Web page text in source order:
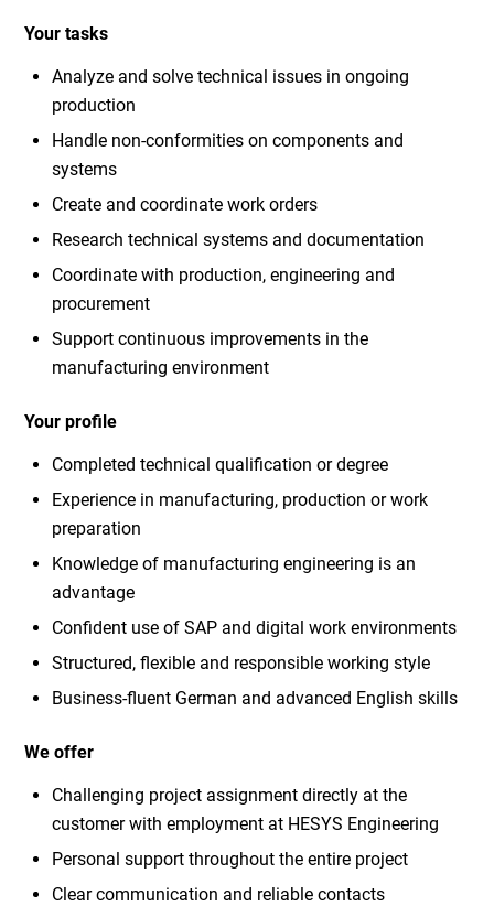
Your tasks
Analyze and solve technical issues in ongoing
production
Handle non-conformities on components and
systems
Create and coordinate work orders
Research technical systems and documentation
Coordinate with production, engineering and
procurement
Support continuous improvements in the
manufacturing environment
Your profile
Completed technical qualification or degree
Experience in manufacturing, production or work
preparation
Knowledge of manufacturing engineering is an
advantage
Confident use of SAP and digital work environments
Structured, flexible and responsible working style
Business-fluent German and advanced English skills
We offer
Challenging project assignment directly at the
customer with employment at HESYS Engineering
Personal support throughout the entire project
Clear communication and reliable contacts